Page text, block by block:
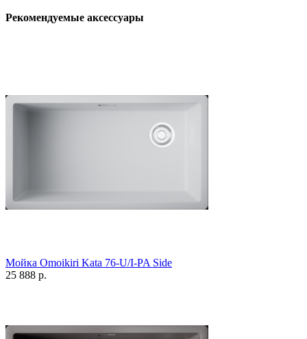
Рекомендуемые аксессуары
Мойка Omoikiri Kata 76-U/I-PA Side
25 888 р.